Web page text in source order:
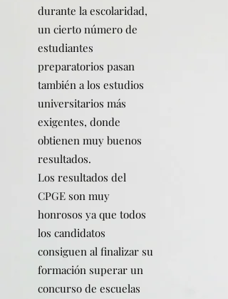
durante la escolaridad,
un cierto número de
estudiantes
preparatorios pasan
también a los estudios
universitarios más
exigentes, donde
obtienen muy buenos
resultados.
Los resultados del
CPGE son muy
honrosos ya que todos
los candidatos
consiguen al finalizar su
formación superar un
concurso de escuelas